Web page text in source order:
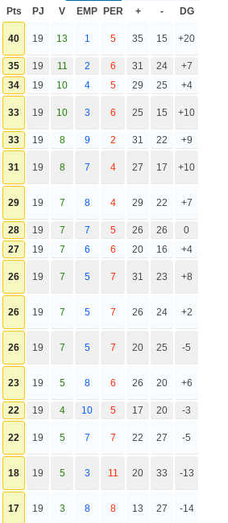
Pts PJ V EMP PER + - DG
40 19 13 1 5 35 15 +20
35 19 11 2 6 31 24
+7
34 19 10 4 5 29 25 +4
33 19 10 3 6 25 15 +10
33 19 8 9 2 31 22 +9
31 19 8 7 4 27 17 +10
29 19 7 8 4 29 22 +7
28 19 7 7 5 26 26
0
27 19 7 6 6 20 16 +4
26 19 7 5 7 31 23 +8
26 19 7 5 7 26 24 +2
26 19 7 5 7 20 25 -5
23 19 5 8 6 26 20 +6
22 19 4 10 5 17 20 -3
22 19 5 7 7 22 27 -5
18 19 5 3 11 20 33 -13
17 19 3 8 8 13 27 -14